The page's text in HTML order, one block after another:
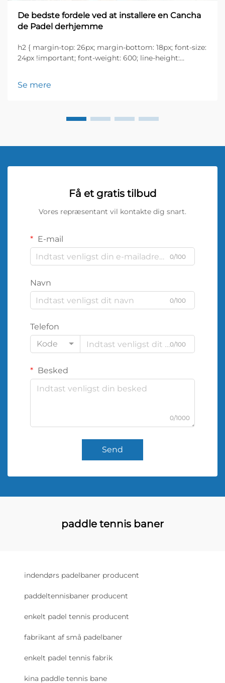
De bedste fordele ved at installere en Cancha
de Padel derhjemme
h2 { margin-top: 26px; margin-bottom: 18px; font-size:
24px !important; font-weight: 600; line-height:
height: ...}
Se mere
Få et gratis tilbud
Vores repræsentant vil kontakte dig snart.
E-mail
0/100
Navn
0/100
Telefon
Kode
0/100
Besked
0/1000
Send
paddle tennis baner
indendørs padelbaner producent
paddeltennisbaner producent
enkelt padel tennis producent
fabrikant af små padelbaner
enkelt padel tennis fabrik
kina paddle tennis bane